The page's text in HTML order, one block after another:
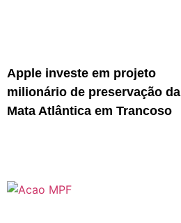
Apple investe em projeto
milionário de preservação da
Mata Atlântica em Trancoso